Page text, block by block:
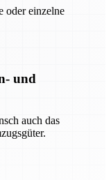
oder einzelne
und
auch das